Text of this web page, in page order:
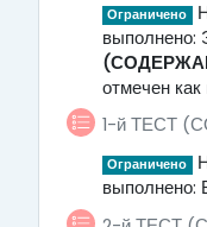
Ограничено
выполнено:
отмечен
1-й ТЕСТ
Ограничено
выполнено: